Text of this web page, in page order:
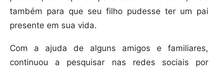
também para que seu filho pudesse ter um pai
presente em sua vida.
Com a ajuda de alguns amigos e familiares,
continuou a pesquisar nas redes sociais por